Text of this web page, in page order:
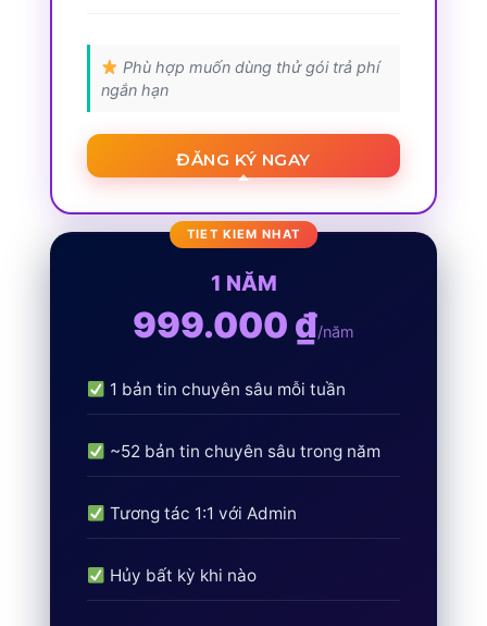
Phù hợp muốn dùng thử gói trả phí
ngắn hạn
ĐĂNG KÝ NGAY
1 NĂM
999.000 ₫/năm
1 bản tin chuyên sâu mỗi tuần
~52 bản tin chuyên sâu trong năm
Tương tác 1:1 với Admin
Hủy bất kỳ khi nào